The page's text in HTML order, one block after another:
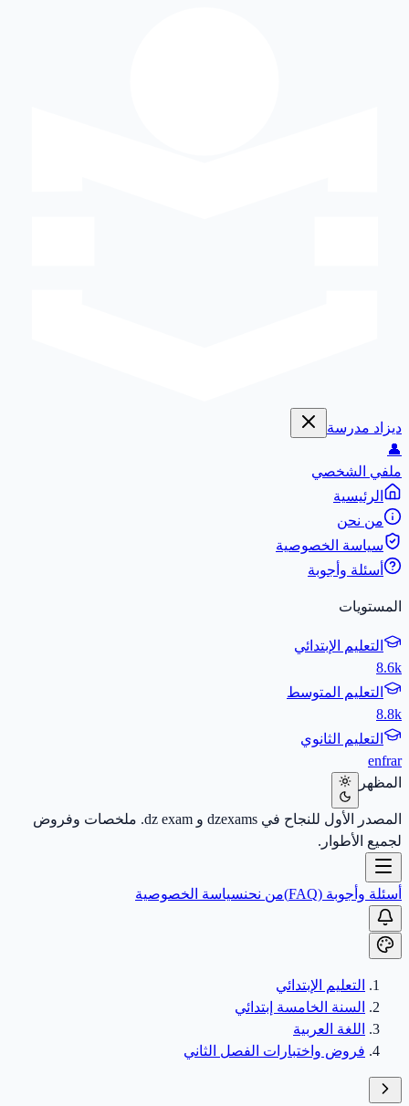
ديزاد مدرسة
👤
ملفي الشخصي
الرئيسية
من نحن
سياسة الخصوصية
أسئلة وأجوبة
المستويات
التعليم الإبتدائي
8.6k
التعليم المتوسط
8.8k
التعليم الثانوي
enfrar
المظهر
المصدر الأول للنجاح في dzexams و dz exam. ملخصات وفروض
لجميع الأطوار.
أسئلة وأجوبة (FAQ) من نحنسياسة الخصوصية
التعليم الإبتدائي
السنة الخامسة إبتدائي
اللغة العربية
فروض واختبارات الفصل الثاني